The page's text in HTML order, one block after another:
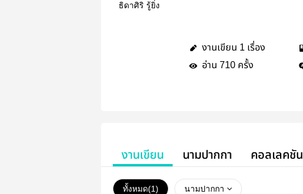
ธิดาศิริ รู้ยิ่ง
งานเขียน 1 เรื่อง
อ่าน 710 ครั้ง
งานเขียน นามปากกา คอลเลคชัน
ทั้งหมด(1) นามปากกา